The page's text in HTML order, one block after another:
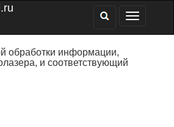
обработки информации,
и соответствующий